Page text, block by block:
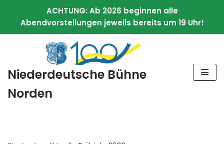
ACHTUNG: Ab 2026 beginnen alle
Abendvorstellungen jeweils bereits um 19 Uhr!
Inhalt
Niederdeutsche Bühne
Norden